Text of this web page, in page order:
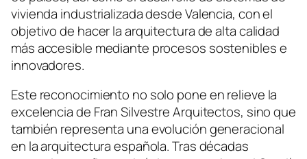
vivienda industrializada desde Valencia, con el
objetivo de hacer la arquitectura de alta calidad
más accesible mediante procesos sostenibles e
innovadores.
Este reconocimiento no solo pone en relieve la
excelencia de Fran Silvestre Arquitectos, sino que
también representa una evolución generacional
en la arquitectura española. Tras décadas